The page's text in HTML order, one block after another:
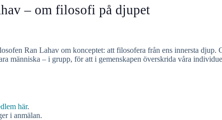
– om filosofi på djupet
Ran Lahav om konceptet: att filosofera från ens innersta djup.
människa – i grupp, för att i gemenskapen överskrida våra
här.
i anmälan.